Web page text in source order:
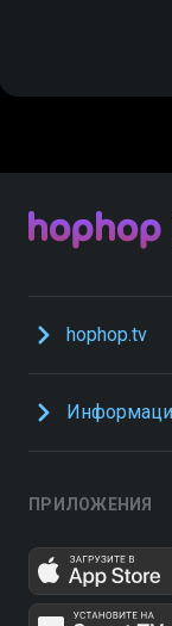
hophop.tv
ПРИЛОЖЕНИЯ